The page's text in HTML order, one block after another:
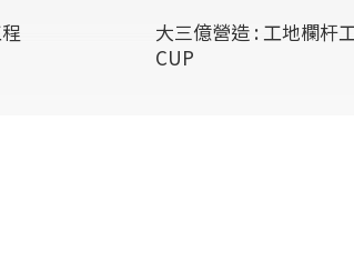
大三億營造 : 工地欄杆
CUP